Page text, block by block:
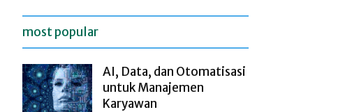
most popular
AI, Data, dan Otomatisasi
untuk Manajemen
Karyawan